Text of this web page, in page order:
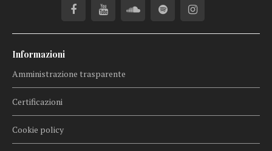
Informazioni
Amministrazione trasparente
Certificazioni
Cookie policy